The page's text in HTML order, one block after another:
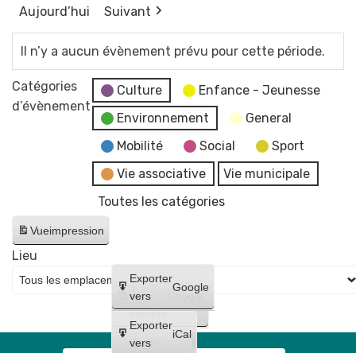
Aujourd’hui
Suivant
Il n’y a aucun évènement prévu pour cette période.
Catégories
d’évènement
Culture
Enfance - Jeunesse
Environnement
General
Mobilité
Social
Sport
Vie associative
Vie municipale
Toutes les catégories
Vueimpression
Créer
un
compte
Google
Créer
Exporter
vers
Google
Exporter
vers
iCal
Lieu